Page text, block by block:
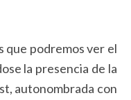
que podremos ver el
la presencia de la
autonombrada con